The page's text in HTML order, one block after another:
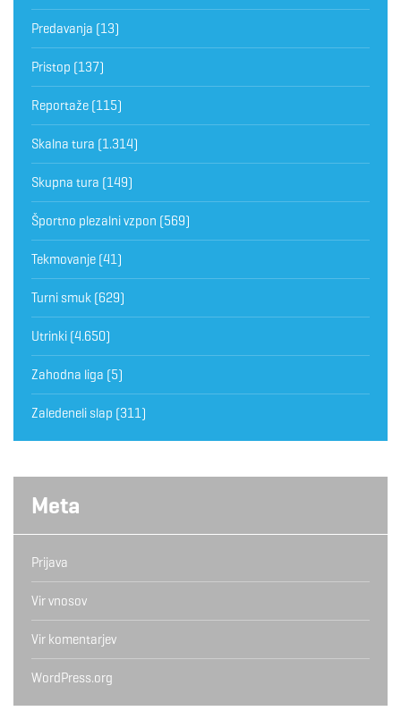
Predavanja (13)
Pristop (137)
Reportaže (115)
Skalna tura (1.314)
Skupna tura (149)
Športno plezalni vzpon (569)
Tekmovanje (41)
Turni smuk (629)
Utrinki (4.650)
Zahodna liga (5)
Zaledeneli slap (311)
Meta
Prijava
Vir vnosov
Vir komentarjev
WordPress.org